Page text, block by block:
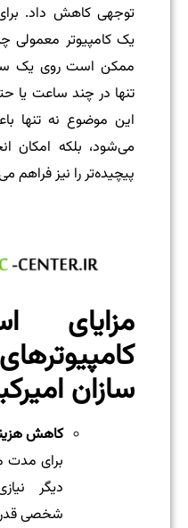
توجهی کاهش داد. برای
یک کامپیوتر معمولی
ممکن است روی یک
تنها در چند ساعت یا
این موضوع نه تنها
می‌شود، بلکه امکان
پیچیده‌تر را نیز فراهم
مزایای
سازان
کاهش
برای مدت
دیگر
شخصی